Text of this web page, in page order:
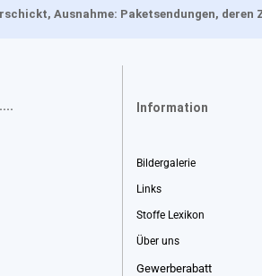
Ausnahme: Paketsendungen, deren
Information
Bildergalerie
Links
Stoffe Lexikon
Über uns
Gewerberabatt